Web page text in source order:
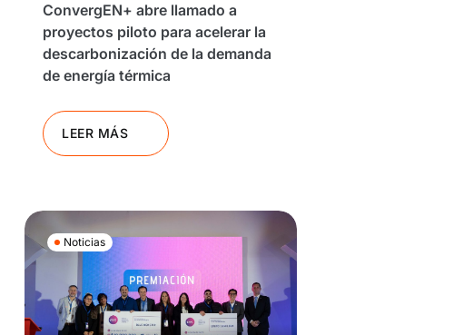
ConvergEN+ abre llamado a
proyectos piloto para acelerar la
descarbonización de la demanda
de energía térmica
LEER MÁS
Noticias